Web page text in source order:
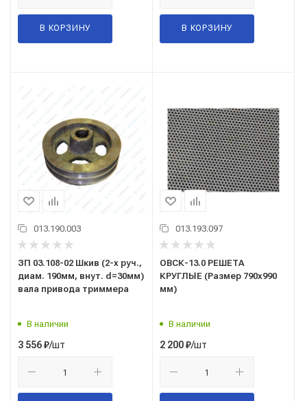
В КОРЗИНУ В КОРЗИНУ
013.190.003
ЗП 03.108-02 Шкив (2-х руч.,
диам. 190мм, внут. d=30мм)
вала привода триммера
В наличии
3 556₽/шт
013.193.097
ОВСК-13.0 РЕШЕТА
КРУГЛЫЕ (Размер 790х990
мм)
В наличии
2 200₽/шт